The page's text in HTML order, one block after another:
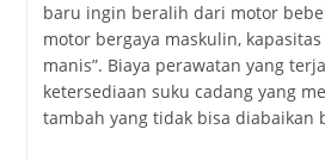
baru ingin beralih dari motor
motor bergaya maskulin,
manis”. Biaya perawatan yang
ketersediaan suku cadang yang
tambah yang tidak bisa diabaikan